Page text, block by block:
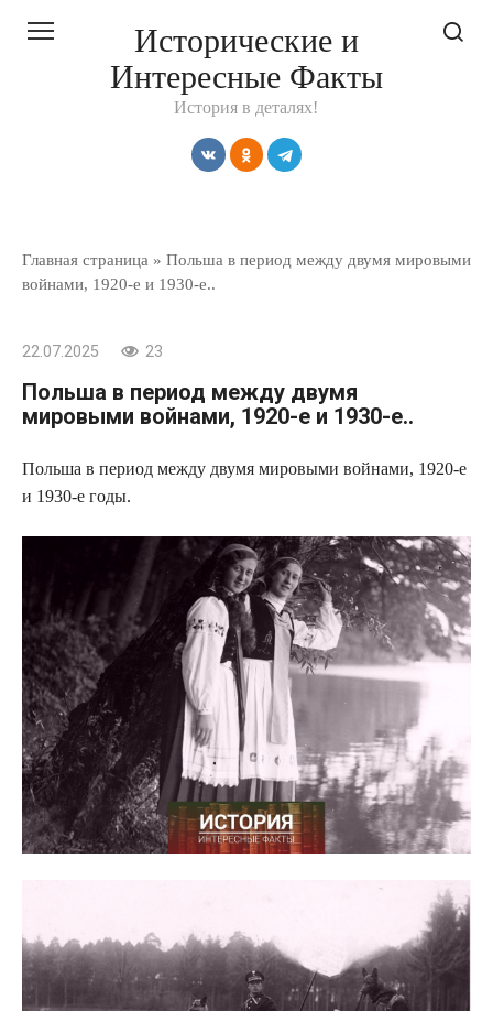
Исторические и
Интересные Факты
История в деталях!
Главная страница » Польша в период между двумя мировыми
войнами, 1920-е и 1930-е..
22.07.2025 23
Польша в период между двумя
мировыми войнами, 1920-е и 1930-е..
Польша в период между двумя мировыми войнами, 1920-е
и 1930-е годы.